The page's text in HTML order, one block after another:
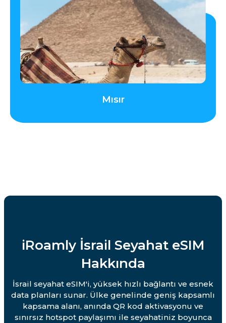
Mısır
iRoamly İsrail Seyahat eSIM
Hakkında
İsrail seyahat eSIM'i, yüksek hızlı bağlantı ve esnek
data planları sunar. Ülke genelinde geniş kapsamlı
kapsama alanı, anında QR kod aktivasyonu ve
sınırsız hotspot paylaşımı ile seyahatiniz boyunca